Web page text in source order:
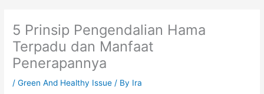
5 Prinsip Pengendalian Hama
Terpadu dan Manfaat
Penerapannya
/Green And Healthy Issue / By Ira